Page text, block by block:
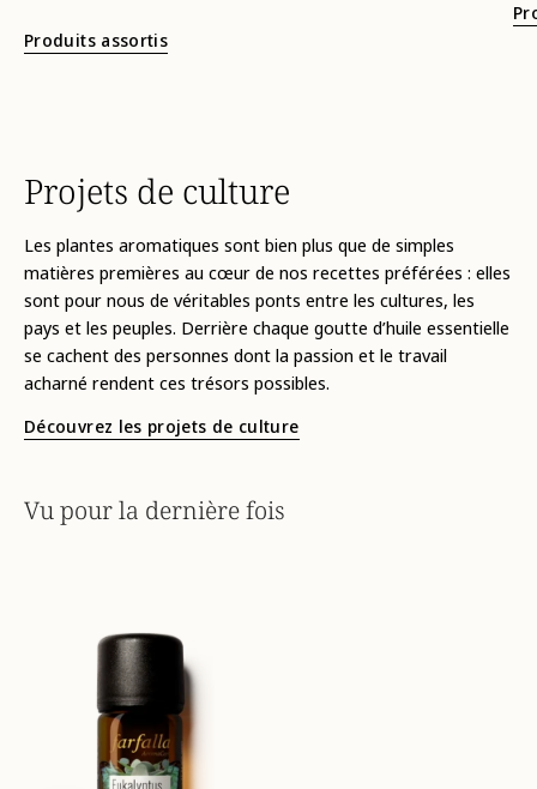
Produits assortis
Projets de culture
Les plantes aromatiques sont bien plus que de simples
matières premières au cœur de nos recettes préférées : elles
sont pour nous de véritables ponts entre les cultures, les
pays et les peuples. Derrière chaque goutte d’huile essentielle
se cachent des personnes dont la passion et le travail
acharné rendent ces trésors possibles.
Découvrez les projets de culture
Vu pour la dernière fois
eukalyptus-
radiata-
5ml-
front-
7612534015189_01.webp